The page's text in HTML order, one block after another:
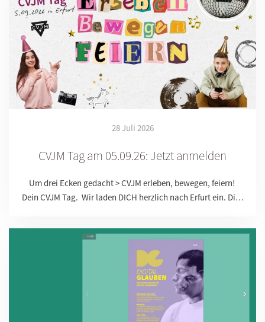
28 Juli 2026
CVJM Tag am 05.09.26: Jetzt anmelden
Um drei Ecken gedacht > CVJM erleben, bewegen, feiern!
Dein CVJM Tag. Wir laden DICH herzlich nach Erfurt ein. Di…